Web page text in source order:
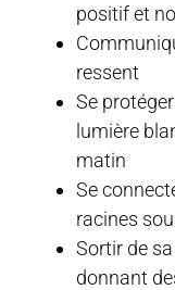
positif et
ressent
Se
lumière
matin
Se
racines
Sortir de
donnant